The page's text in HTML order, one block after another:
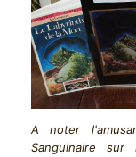
A noter
Sanguinaire